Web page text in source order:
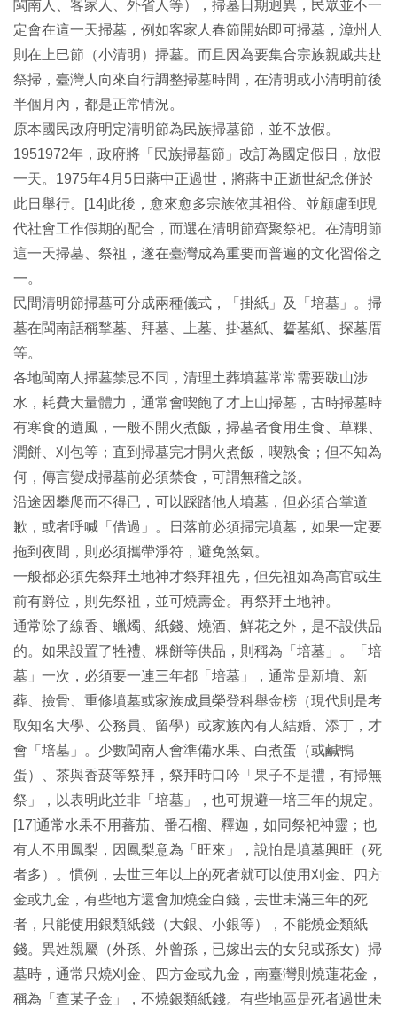
閩南人、客家人、外省人等），掃墓日期迥異，民眾並不一
定會在這一天掃墓，例如客家人春節開始即可掃墓，漳州人
則在上巳節（小清明）掃墓。而且因為要集合宗族親戚共赴
祭掃，臺灣人向來自行調整掃墓時間，在清明或小清明前後
半個月內，都是正常情況。
原本國民政府明定清明節為民族掃墓節，並不放假。
1951972年，政府將「民族掃墓節」改訂為國定假日，放假
一天。1975年4月5日蔣中正過世，將蔣中正逝世紀念併於
此日舉行。[14]此後，愈來愈多宗族依其祖俗、並顧慮到現
代社會工作假期的配合，而選在清明節齊聚祭祀。在清明節
這一天掃墓、祭祖，遂在臺灣成為重要而普遍的文化習俗之
一。
民間清明節掃墓可分成兩種儀式，「掛紙」及「培墓」。掃
墓在閩南話稱揫墓、拜墓、上墓、掛墓紙、硩墓紙、探墓厝
等。
各地閩南人掃墓禁忌不同，清理土葬墳墓常常需要跋山涉
水，耗費大量體力，通常會喫飽了才上山掃墓，古時掃墓時
有寒食的遺風，一般不開火煮飯，掃墓者食用生食、草粿、
潤餅、刈包等；直到掃墓完才開火煮飯，喫熟食；但不知為
何，傳言變成掃墓前必須禁食，可謂無稽之談。
沿途因攀爬而不得已，可以踩踏他人墳墓，但必須合掌道
歉，或者呼喊「借過」。日落前必須掃完墳墓，如果一定要
拖到夜間，則必須攜帶淨符，避免煞氣。
一般都必須先祭拜土地神才祭拜祖先，但先祖如為高官或生
前有爵位，則先祭祖，並可燒壽金。再祭拜土地神。
通常除了線香、蠟燭、紙錢、燒酒、鮮花之外，是不設供品
的。如果設置了牲禮、粿餅等供品，則稱為「培墓」。「培
墓」一次，必須要一連三年都「培墓」，通常是新墳、新
葬、撿骨、重修墳墓或家族成員榮登科舉金榜（現代則是考
取知名大學、公務員、留學）或家族內有人結婚、添丁，才
會「培墓」。少數閩南人會準備水果、白煮蛋（或鹹鴨
蛋）、茶與香菸等祭拜，祭拜時口吟「果子不是禮，有掃無
祭」，以表明此並非「培墓」，也可規避一培三年的規定。
[17]通常水果不用蕃茄、番石榴、釋迦，如同祭祀神靈；也
有人不用鳳梨，因鳳梨意為「旺來」，說怕是墳墓興旺（死
者多）。慣例，去世三年以上的死者就可以使用刈金、四方
金或九金，有些地方還會加燒金白錢，去世未滿三年的死
者，只能使用銀類紙錢（大銀、小銀等），不能燒金類紙
錢。異姓親屬（外孫、外曾孫，已嫁出去的女兒或孫女）掃
墓時，通常只燒刈金、四方金或九金，南臺灣則燒蓮花金，
稱為「查某子金」，不燒銀類紙錢。有些地區是死者過世未